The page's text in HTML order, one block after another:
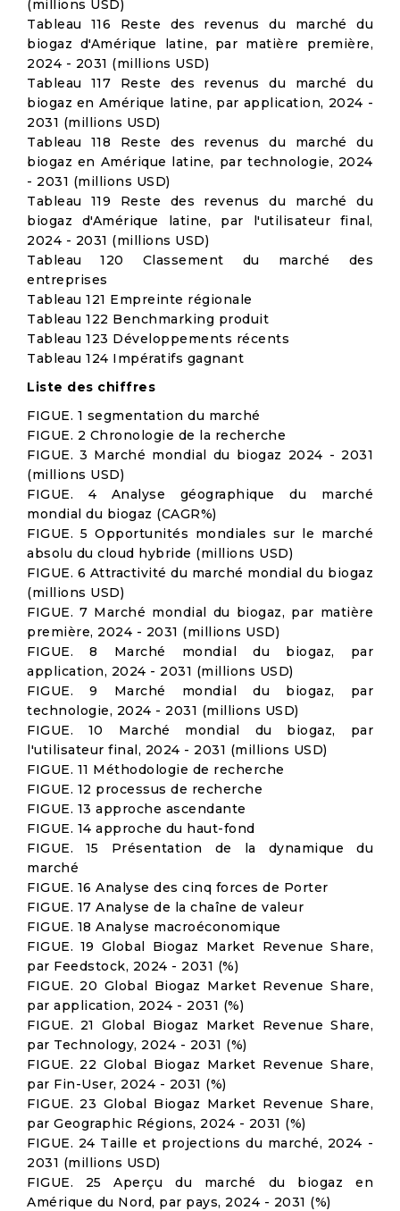
(millions USD)
Tableau 116 Reste des revenus du marché du
biogaz d'Amérique latine, par matière première,
2024 - 2031 (millions USD)
Tableau 117 Reste des revenus du marché du
biogaz en Amérique latine, par application, 2024 -
2031 (millions USD)
Tableau 118 Reste des revenus du marché du
biogaz en Amérique latine, par technologie, 2024
- 2031 (millions USD)
Tableau 119 Reste des revenus du marché du
biogaz d'Amérique latine, par l'utilisateur final,
2024 - 2031 (millions USD)
Tableau 120 Classement du marché des
entreprises
Tableau 121 Empreinte régionale
Tableau 122 Benchmarking produit
Tableau 123 Développements récents
Tableau 124 Impératifs gagnant
Liste des chiffres
FIGUE. 1 segmentation du marché
FIGUE. 2 Chronologie de la recherche
FIGUE. 3 Marché mondial du biogaz 2024 - 2031
(millions USD)
FIGUE. 4 Analyse géographique du marché
mondial du biogaz (CAGR%)
FIGUE. 5 Opportunités mondiales sur le marché
absolu du cloud hybride (millions USD)
FIGUE. 6 Attractivité du marché mondial du biogaz
(millions USD)
FIGUE. 7 Marché mondial du biogaz, par matière
première, 2024 - 2031 (millions USD)
FIGUE. 8 Marché mondial du biogaz, par
application, 2024 - 2031 (millions USD)
FIGUE. 9 Marché mondial du biogaz, par
technologie, 2024 - 2031 (millions USD)
FIGUE. 10 Marché mondial du biogaz, par
l'utilisateur final, 2024 - 2031 (millions USD)
FIGUE. 11 Méthodologie de recherche
FIGUE. 12 processus de recherche
FIGUE. 13 approche ascendante
FIGUE. 14 approche du haut-fond
FIGUE. 15 Présentation de la dynamique du
marché
FIGUE. 16 Analyse des cinq forces de Porter
FIGUE. 17 Analyse de la chaîne de valeur
FIGUE. 18 Analyse macroéconomique
FIGUE. 19 Global Biogaz Market Revenue Share,
par Feedstock, 2024 - 2031 (%)
FIGUE. 20 Global Biogaz Market Revenue Share,
par application, 2024 - 2031 (%)
FIGUE. 21 Global Biogaz Market Revenue Share,
par Technology, 2024 - 2031 (%)
FIGUE. 22 Global Biogaz Market Revenue Share,
par Fin-User, 2024 - 2031 (%)
FIGUE. 23 Global Biogaz Market Revenue Share,
par Geographic Régions, 2024 - 2031 (%)
FIGUE. 24 Taille et projections du marché, 2024 -
2031 (millions USD)
FIGUE. 25 Aperçu du marché du biogaz en
Amérique du Nord, par pays, 2024 - 2031 (%)